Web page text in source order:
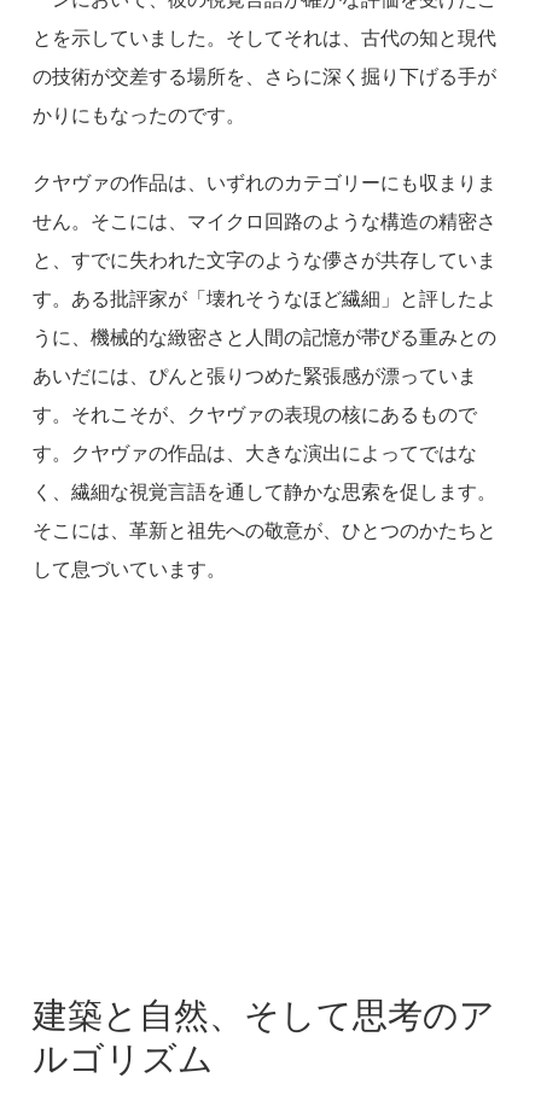
とを示していました。そしてそれは、古代の知と現代
の技術が交差する場所を、さらに深く掘り下げる手が
かりにもなったのです。
クヤヴァの作品は、いずれのカテゴリーにも収まりま
せん。そこには、マイクロ回路のような構造の精密さ
と、すでに失われた文字のような儚さが共存していま
す。ある批評家が「壊れそうなほど繊細」と評したよ
うに、機械的な緻密さと人間の記憶が帯びる重みとの
あいだには、ぴんと張りつめた緊張感が漂っていま
す。それこそが、クヤヴァの表現の核にあるもので
す。クヤヴァの作品は、大きな演出によってではな
く、繊細な視覚言語を通して静かな思索を促します。
そこには、革新と祖先への敬意が、ひとつのかたちと
して息づいています。
建築と自然、そして思考のア
ルゴリズム